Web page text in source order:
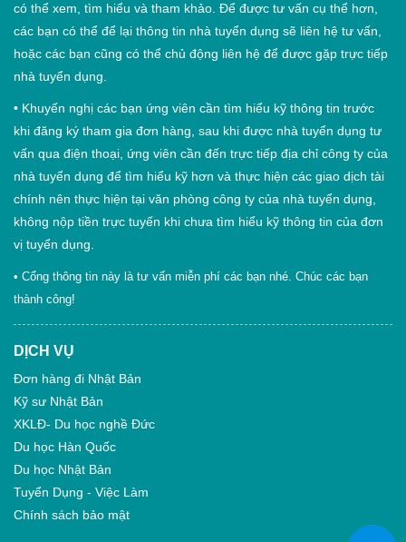
có thể xem, tìm hiểu và tham khảo. Để được tư vấn cụ thể hơn,
các bạn có thể để lại thông tin nhà tuyển dụng sẽ liên hệ tư vấn,
hoặc các bạn cũng có thể chủ động liên hệ để được gặp trực tiếp
nhà tuyển dụng.
• Khuyến nghị các bạn ứng viên cần tìm hiểu kỹ thông tin trước
khi đăng ký tham gia đơn hàng, sau khi được nhà tuyển dụng tư
vấn qua điện thoại, ứng viên cần đến trực tiếp địa chỉ công ty của
nhà tuyển dụng để tìm hiểu kỹ hơn và thực hiện các giao dịch tài
chính nên thực hiện tại văn phòng công ty của nhà tuyển dụng,
không nộp tiền trực tuyến khi chưa tìm hiểu kỹ thông tin của đơn
vị tuyển dụng.
• Cổng thông tin này là tư vấn miễn phí các bạn nhé. Chúc các bạn
thành công!
DỊCH VỤ
Đơn hàng đi Nhật Bản
Kỹ sư Nhật Bản
XKLĐ- Du học nghề Đức
Du học Hàn Quốc
Du học Nhật Bản
Tuyển Dụng - Việc Làm
Chính sách bảo mật